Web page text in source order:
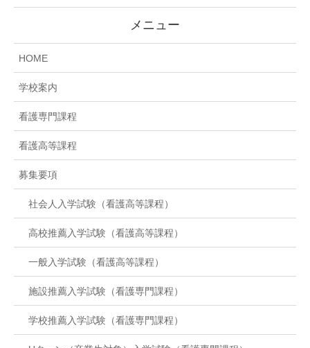
メニュー
HOME
学校案内
看護専門課程
看護高等課程
募集要項
社会人入学試験（看護高等課程）
高校推薦入学試験（看護高等課程）
一般入学試験（看護高等課程）
施設推薦入学試験（看護専門課程）
学校推薦入学試験（看護専門課程）